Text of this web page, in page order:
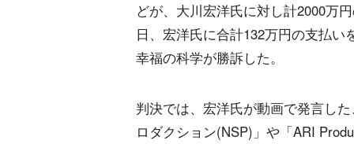
どが、大川宏洋氏に対し計2000万
日、宏洋氏に合計132万円の支払
幸福の科学が勝訴した。
判決では、宏洋氏が動画で発言し
ロダクション(NSP)」や「ARI